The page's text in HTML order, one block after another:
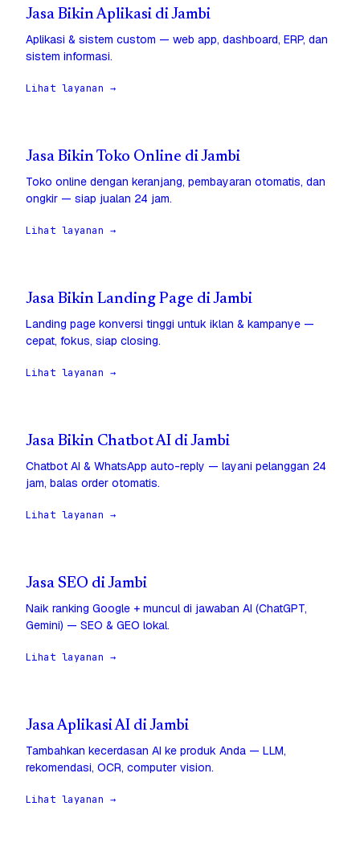
Jasa Bikin Aplikasi di Jambi
Aplikasi & sistem custom — web app, dashboard, ERP, dan
sistem informasi.
Lihat layanan →
Jasa Bikin Toko Online di Jambi
Toko online dengan keranjang, pembayaran otomatis, dan
ongkir — siap jualan 24 jam.
Lihat layanan →
Jasa Bikin Landing Page di Jambi
Landing page konversi tinggi untuk iklan & kampanye —
cepat, fokus, siap closing.
Lihat layanan →
Jasa Bikin Chatbot AI di Jambi
Chatbot AI & WhatsApp auto-reply — layani pelanggan 24
jam, balas order otomatis.
Lihat layanan →
Jasa SEO di Jambi
Naik ranking Google + muncul di jawaban AI (ChatGPT,
Gemini) — SEO & GEO lokal.
Lihat layanan →
Jasa Aplikasi AI di Jambi
Tambahkan kecerdasan AI ke produk Anda — LLM,
rekomendasi, OCR, computer vision.
Lihat layanan →